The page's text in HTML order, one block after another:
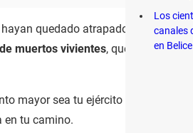
quedado atrapados en el
muertos vivientes, que deben
mayor sea tu ejército más
en tu camino.
Los
canales
en Belice